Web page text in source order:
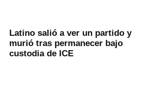
Latino salió a ver un partido y
murió tras permanecer bajo
custodia de ICE